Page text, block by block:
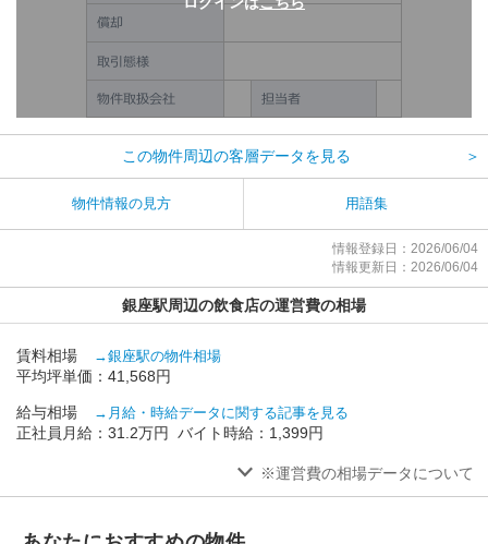
この物件周辺の客層データを見る ＞
物件情報の見方 用語集
情報登録日：2026/06/04
情報更新日：2026/06/04
銀座駅周辺の飲食店の運営費の相場
賃料相場 →銀座駅の物件相場
平均坪単価：41,568円
給与相場 →月給・時給データに関する記事を見る
正社員月給：31.2万円 バイト時給：1,399円
※運営費の相場データについて